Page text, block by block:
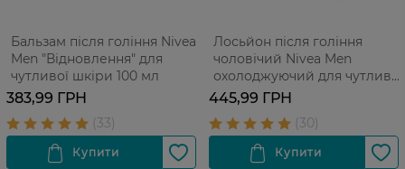
Бальзам після гоління Nivea
Men "Відновлення" для
чутливої шкіри 100 мл
383,99 ГРН
Лосьйон після гоління
чоловічий Nivea Men
охолоджуючий для чутливої
шкіри без вмісту спирту 100
445,99 ГРН